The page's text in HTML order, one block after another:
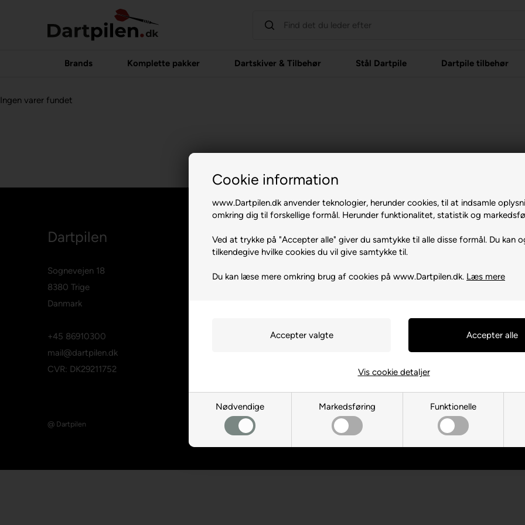
Cookie information
www.Dartpilen.dk anvender teknologier, herunder cookies, til at indsamle
omkring dig til forskellige formål. Herunder funktionalitet, statistik og
Ved at trykke på "Accepter alle" giver du samtykke til alle disse formål. Du kan
tilkendegive hvilke cookies du vil give samtykke til.
Du kan læse mere omkring brug af cookies på www.Dartpilen.dk. Læs mere
Nødvendige Markedsføring Funktionelle
Vis cookie detaljer
Brands Komplette pakker Dartskiver & Tilbehør Stål Dartpile Dartpile tilbehør
Ingen varer fundet
Dartpilen
Sognevejen 18
8380 Trige
Danmark
+45 86910300
mail@dartpilen.dk
CVR: DK29211752
Information Dine
60
Høj
@ Dartpilen